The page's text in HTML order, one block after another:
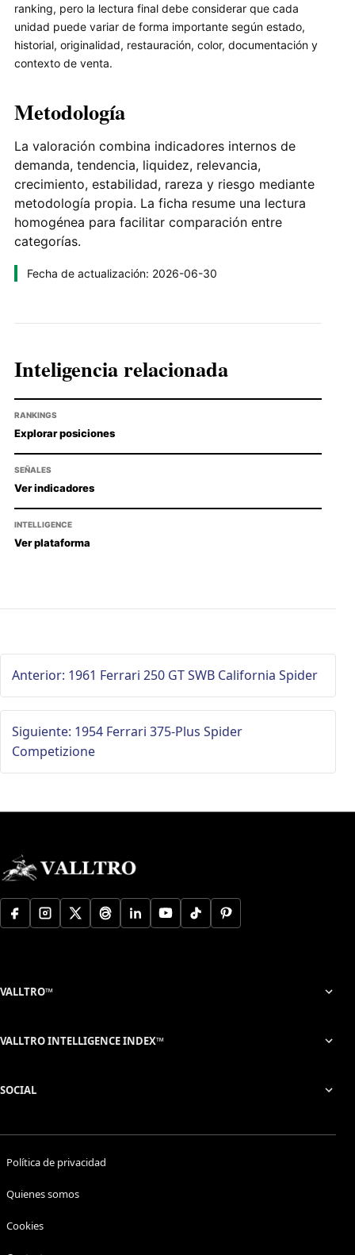
ranking, pero la lectura final debe considerar que cada
unidad puede variar de forma importante según estado,
historial, originalidad, restauración, color, documentación y
contexto de venta.
Metodología
La valoración combina indicadores internos de
demanda, tendencia, liquidez, relevancia,
crecimiento, estabilidad, rareza y riesgo mediante
metodología propia. La ficha resume una lectura
homogénea para facilitar comparación entre
categorías.
Fecha de actualización: 2026-06-30
Inteligencia relacionada
RANKINGS
Explorar posiciones
SEÑALES
Ver indicadores
INTELLIGENCE
Ver plataforma
Anterior: 1961 Ferrari 250 GT SWB California Spider
Siguiente: 1954 Ferrari 375-Plus Spider
Competizione
VALLTRO™
VALLTRO INTELLIGENCE INDEX™
SOCIAL
Política de privacidad
Quienes somos
Cookies